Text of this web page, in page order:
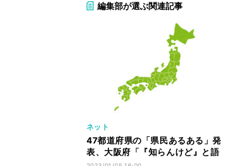
編集部が選ぶ関連記事
ネット
47都道府県の「県民あるある」発
表、大阪府「『知らんけど』と語
尾につける」など